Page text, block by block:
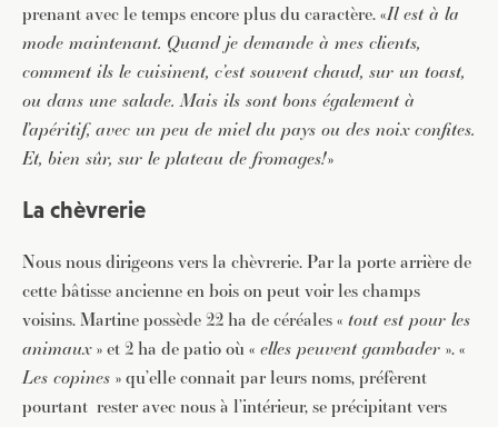
prenant avec le temps encore plus du caractère. «Il est à la
mode maintenant. Quand je demande à mes clients,
comment ils le cuisinent, c’est souvent chaud, sur un toast,
ou dans une salade. Mais ils sont bons également à
l’apéritif, avec un peu de miel du pays ou des noix confites.
Et, bien sûr, sur le plateau de fromages!»
La chèvrerie
Nous nous dirigeons vers la chèvrerie. Par la porte arrière de
cette bâtisse ancienne en bois on peut voir les champs
voisins. Martine possède 22 ha de céréales « tout est pour les
animaux» et 2 ha de patio où « elles peuvent gambader ». «
Les copines » qu’elle connait par leurs noms, préfèrent
pourtant rester avec nous à l’intérieur, se précipitant vers